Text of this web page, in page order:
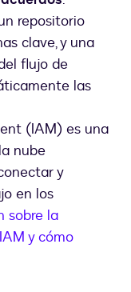
repositorio
clave, y una
flujo de
las
(IAM) es una
nube
y
en los
sobre la
y cómo